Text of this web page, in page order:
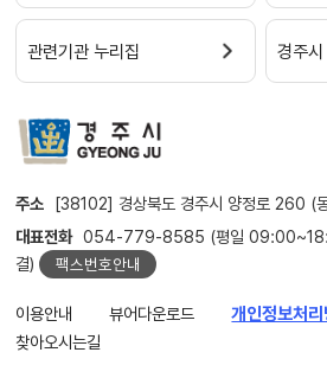
관련기관 누리집 경주
주소 [38102] 경상북도 경주시 양정로 260 (
대표전화 054-779-8585 (평일
결)
팩스번호안내
이용안내 뷰어다운로드 개인정보처리
찾아오시는길